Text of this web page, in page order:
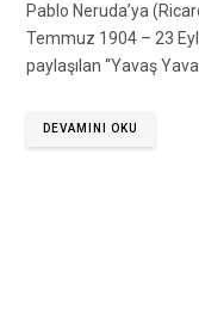
Pablo Neruda’ya
Temmuz 1904 – 23
paylaşılan “Yavaş
DEVAMINI OKU